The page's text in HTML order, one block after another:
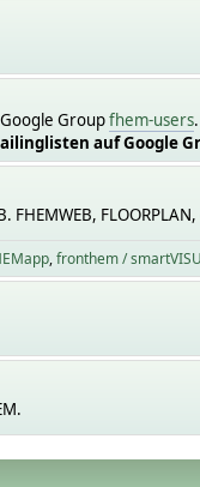
Groupfhem-users.
auf Google
FHEMWEB,
fronthem / smartVISU